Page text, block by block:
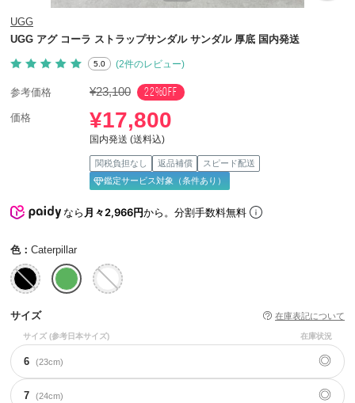
UGG
UGG アグ コーラ ストラップサンダル サンダル 厚底 国内発送
5.0 (2件のレビュー)
参考価格 ¥23,100 22%OFF
価格 ¥17,800
国内発送 (送料込)
関税負担なし 返品補償
スピード配送
鑑定サービス対象（条件あり）
なら 月々2,966円から。分割手数料無料
色： Caterpillar
サイズ 在庫表記について
サイズ (参考日本サイズ) 在庫状況
6 (23cm) ◎
7 (24cm) ◎